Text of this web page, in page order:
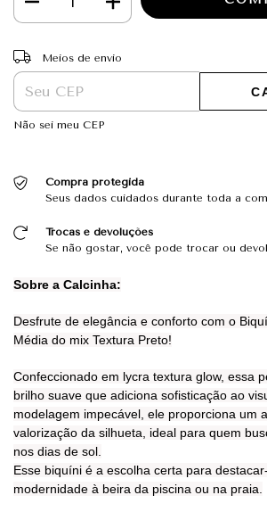
Entregas para o CEP:
Meios de envio
Não sei meu CEP
Compra protegida
Seus dados cuidados durante toda a
Trocas e devoluções
Se não gostar, você pode trocar ou
Sobre a Calcinha:
Desfrute de elegância e conforto com o
Média do mix Textura Preto!
Confeccionado em lycra textura glow, essa
brilho suave que adiciona sofisticação ao
modelagem impecável, ele proporciona um
valorização da silhueta, ideal para quem
nos dias de sol.
Esse biquíni é a escolha certa para
modernidade à beira da piscina ou na praia.